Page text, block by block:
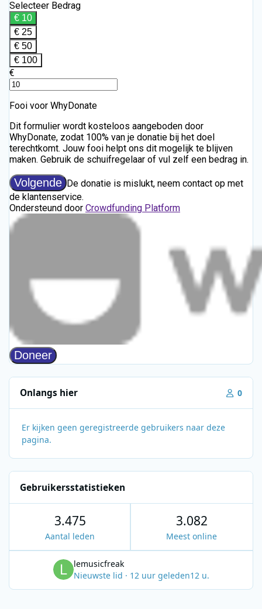
Onlangs hier 0
Er kijken geen geregistreerde gebruikers naar deze
pagina.
Gebruikersstatistieken
3.475
Aantal leden
3.082
Meest online
lemusicfreak
Nieuwste lid · 12 uur geleden12 u.